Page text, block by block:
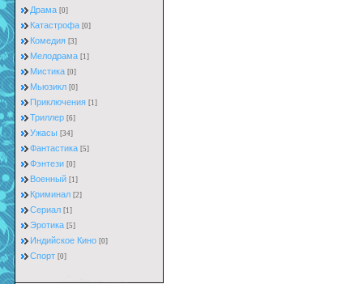
Драма [0]
Катастрофа [0]
Комедия [3]
Мелодрама [1]
Мистика [0]
Мьюзикл [0]
Приключения [1]
Триллер [6]
Ужасы [34]
Фантастика [5]
Фэнтези [0]
Военный [1]
Криминал [2]
Сериал [1]
Эротика [5]
Индийское Кино [0]
Cпорт [0]